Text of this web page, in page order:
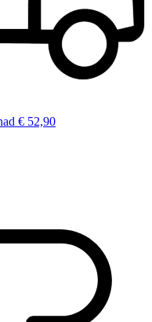
€ 52,90